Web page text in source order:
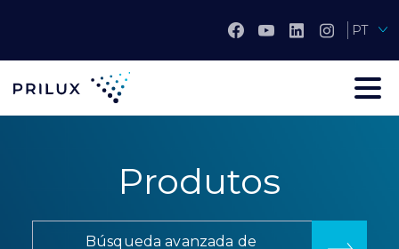
PT
Produtos
Búsqueda avanzada de